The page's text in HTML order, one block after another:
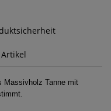
Massivholz Tanne mit